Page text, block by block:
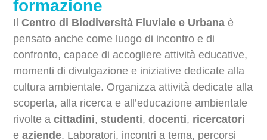
formazione
IlCentro di Biodiversità Fluviale e Urbana è
pensato anche come luogo di incontro e di
confronto, capace di accogliere attività educative,
momenti di divulgazione e iniziative dedicate alla
cultura ambientale. Organizza attività dedicate alla
scoperta, alla ricerca e all’educazione ambientale
rivolte acittadini, studenti,docenti, ricercatori
eaziende. Laboratori, incontri a tema, percorsi